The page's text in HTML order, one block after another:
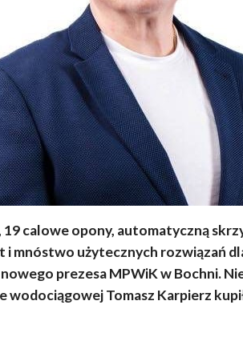
19 calowe opony, automatyczną
mnóstwo użytecznych rozwiązań
prezesa MPWiK w Bochni.
wodociągowej Tomasz Karpierz